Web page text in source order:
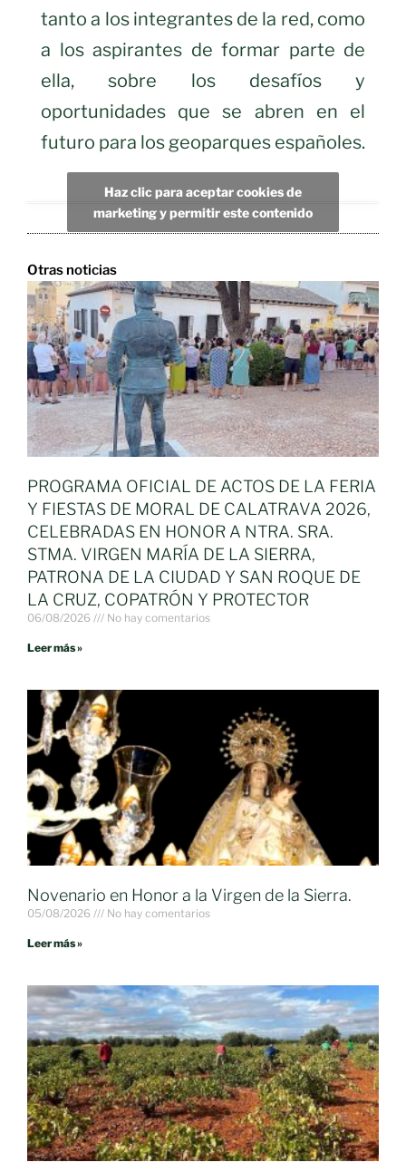
tanto a los integrantes de la red, como
a los aspirantes de formar parte de
ella, sobre los desafíos y
oportunidades que se abren en el
futuro para los geoparques españoles.
Haz clic para aceptar cookies de
marketing y permitir este contenido
Otras noticias
PROGRAMA OFICIAL DE ACTOS DE LA FERIA
Y FIESTAS DE MORAL DE CALATRAVA 2026,
CELEBRADAS EN HONOR A NTRA. SRA.
STMA. VIRGEN MARÍA DE LA SIERRA,
PATRONA DE LA CIUDAD Y SAN ROQUE DE
LA CRUZ, COPATRÓN Y PROTECTOR
06/08/2026 No hay comentarios
Leer más »
Novenario en Honor a la Virgen de la Sierra.
05/08/2026 No hay comentarios
Leer más »